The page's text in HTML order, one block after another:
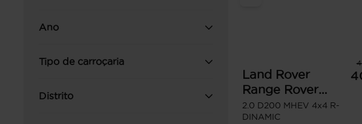
Ano
Tipo de carroçaria
Distrito
Land Rover
Range Rover
Velar
2.0 D200 MHEV 4x4 R-
DINAMIC